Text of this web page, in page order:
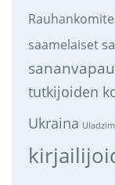
saamelaiset
tutkijoiden
Ukraina